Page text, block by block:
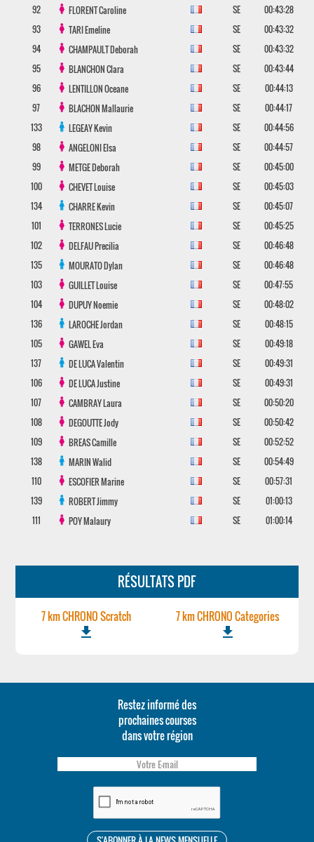
92
FLORENTCaroline SE
00:43:28
93
TARIEmeline SE
00:43:32
94
CHAMPAULTDeborah SE
00:43:32
95
BLANCHONClara SE
00:43:44
96
LENTILLONOceane SE
00:44:13
97
BLACHONMallaurie SE
00:44:17
133
LEGEAYKevin SE
00:44:56
98
ANGELONIElsa SE
00:44:57
99
METGEDeborah SE
00:45:00
100
CHEVETLouise SE
00:45:03
134
CHARREKevin SE
00:45:07
101
TERRONESLucie SE
00:45:25
102
DELFAUPrecilia SE
00:46:48
135
MOURATODylan SE
00:46:48
103
GUILLETLouise SE
00:47:55
104
DUPUYNoemie SE
00:48:02
136
LAROCHEJordan SE
00:48:15
105
GAWELEva SE
00:49:18
137
DE LUCAValentin SE
00:49:31
106
DE LUCAJustine SE
00:49:31
107
CAMBRAYLaura SE
00:50:20
108
DEGOUTTEJody SE
00:50:42
109
BREASCamille SE
00:52:52
138
MARINWalid SE
00:54:49
110
ESCOFIERMarine SE
00:57:31
139
ROBERTJimmy SE
01:00:13
111
POYMalaury SE 01:00:14
RÉSULTATS PDF
7 km CHRONO Scratch
file_download
7 km CHRONO Categories
file_download
Restez informé des
prochaines courses
dans votre région